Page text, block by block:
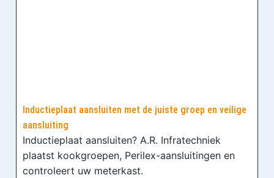
Inductieplaat aansluiten met de juiste groep en veilige
aansluiting
Inductieplaat aansluiten? A.R. Infratechniek
plaatst kookgroepen, Perilex-aansluitingen en
controleert uw meterkast.